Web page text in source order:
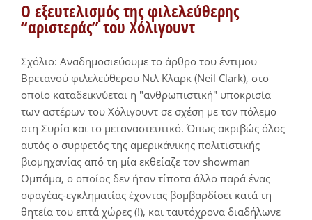
Ο εξευτελισμός της φιλελεύθερης
“αριστεράς” του Χόλιγουντ
Σχόλιο: Αναδημοσιεύουμε το άρθρο του έντιμου
Βρετανού φιλελεύθερου Νιλ Κλαρκ (Neil Clark), στο
οποίο καταδεικνύεται η "ανθρωπιστική" υποκρισία
των αστέρων του Χόλιγουντ σε σχέση με τον πόλεμο
στη Συρία και το μεταναστευτικό. Όπως ακριβώς όλος
αυτός ο συρφετός της αμερικάνικης πολιτιστικής
βιομηχανίας από τη μία εκθείαζε τον showman
Ομπάμα, ο οποίος δεν ήταν τίποτα άλλο παρά ένας
σφαγέας-εγκληματίας έχοντας βομβαρδίσει κατά τη
θητεία του επτά χώρες (!), και ταυτόχρονα διαδήλωνε